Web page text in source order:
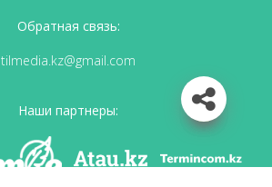
Обратная связь:
tilmedia.kz@gmail.com
Наши партнеры: